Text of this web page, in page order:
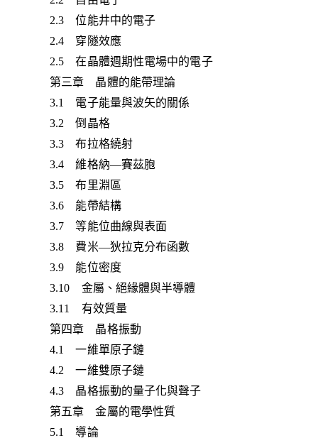
2.3 位能井中的電子
2.4 穿隧效應
2.5 在晶體週期性電場中的電子
第三章 晶體的能帶理論
3.1 電子能量與波矢的關係
3.2 倒晶格
3.3 布拉格繞射
3.4 維格納—賽茲胞
3.5 布里淵區
3.6 能帶結構
3.7 等能位曲線與表面
3.8 費米—狄拉克分布函數
3.9 能位密度
3.10 金屬、絕緣體與半導體
3.11 有效質量
第四章 晶格振動
4.1 一維單原子鏈
4.2 一維雙原子鏈
4.3 晶格振動的量子化與聲子
第五章 金屬的電學性質
5.1 導論